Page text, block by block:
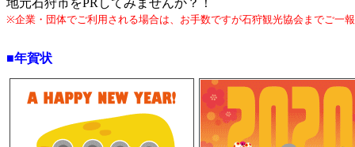
地元石狩市をPRしてみませんか？！
※企業・団体でご利用される場合は、お手数ですが石狩観光協会までご一
■年賀状